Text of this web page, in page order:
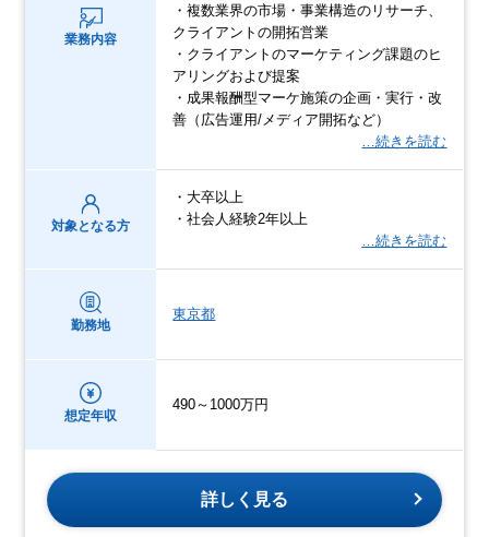
業務内容
・複数業界の市場・事業構造のリサーチ、
クライアントの開拓営業
・クライアントのマーケティング課題のヒ
アリングおよび提案
・成果報酬型マーケ施策の企画・実行・改
善（広告運用/メディア開拓など）
…続きを読む
対象となる方
・大卒以上
・社会人経験2年以上
…続きを読む
勤務地
東京都
想定年収
490～1000万円
詳しく見る